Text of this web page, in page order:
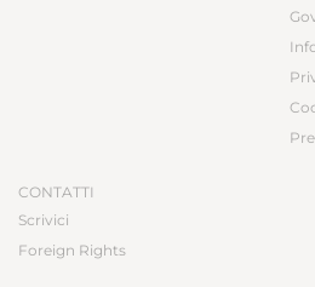
CONTATTI
Scrivici
Foreign Rights